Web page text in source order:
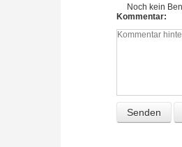
Noch kein
Kommentar